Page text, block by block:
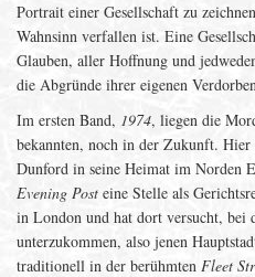
Portrait einer Gesellschaft zu
Wahnsinn verfallen ist. Eine
Glauben, aller Hoffnung und
die Abgründe ihrer eigenen
Im ersten Band, 1974, liegen die
bekannten, noch in der Zukunft.
Dunford in seine Heimat im Norden
Evening Post eine Stelle als
in London und hat dort versucht, bei
unterzukommen, also jenen
traditionell in der berühmten Fleet